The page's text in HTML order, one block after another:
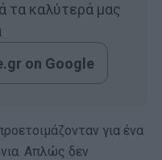
τα καλύτερά μας
on Google
για ένα
Απλώς δεν